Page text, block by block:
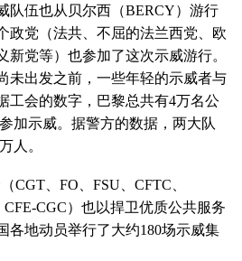
队伍也从贝尔西（BERCY）游行
政党（法共、不屈的法兰西党、欧
新党等）也参加了这次示威游行。
未出发之前，一些年轻的示威者与
工会的数字，巴黎总共有4万名公
加示威。据警方的数据，两大队
人。
CGT、FO、FSU、CFTC、
CGC）也以捍卫优质公共服务
各地动员举行了大约180场示威集